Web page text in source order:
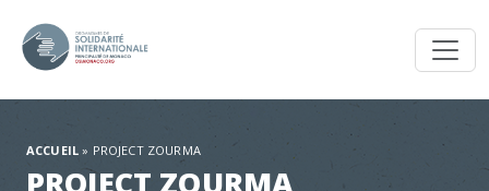
ACCUEIL » PROJECT ZOURMA
PROJECT ZOURMA